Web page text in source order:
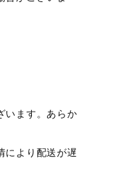
います。あらか
により配送が遅